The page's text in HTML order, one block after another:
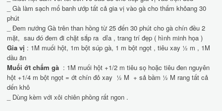
_ Gà làm sạch mổ banh ướp tất cả gia vị vào gà cho thấm khỏang 30
phút
_ Đem nướng Gà trên than hồng từ 25 đến 30 phút cho gà chín đều 2
mặt, sau đó đem đi chặt sắp ra dỉa , trang trí đẹp ( hình minh họa )
Gia vị : 1M muối hột, 1m bột súp gà, 1 m bột ngọt , tiêu xay ½ m , 1M
dầu ăn
Muối ớt chấm gà : 1M muối hột +1/2 m tiêu sọ hoặc tiêu đen nguyên
hột +1/4 m bột ngọt = ớt chín đỏ xay ½ M + sả bầm ½ M rang tất cả
dến khô
_ Dùng kèm với xôi chiên phồng rất ngon .